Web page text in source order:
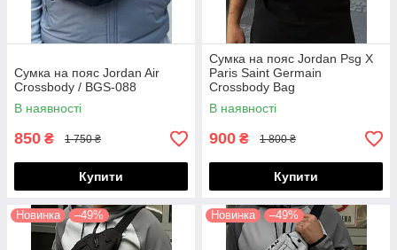
Сумка на пояс Jordan Air
Crossbody / BGS-088
В наявності
850 ₴ 1 750 ₴
Купити
Сумка на пояс Jordan Psg X
Paris Saint Germain
Crossbody Bag
В наявності
900 ₴ 1 800 ₴
Купити
Новинка –49% Новинка –49%